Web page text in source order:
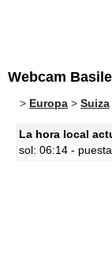
Webcam
> Europa > Suiza
La hora local
sol: 06:14 -